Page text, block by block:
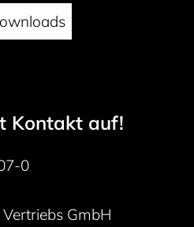
years
Kontakt auf!
0
GmbH